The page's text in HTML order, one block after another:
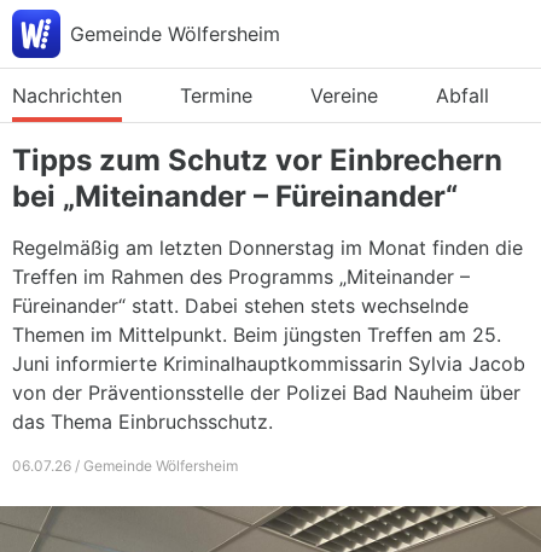
Gemeinde Wölfersheim
Nachrichten Termine Vereine Abfall
Tipps zum Schutz vor Einbrechern
bei „Miteinander – Füreinander“
Regelmäßig am letzten Donnerstag im Monat finden die
Treffen im Rahmen des Programms „Miteinander –
Füreinander“ statt. Dabei stehen stets wechselnde
Themen im Mittelpunkt. Beim jüngsten Treffen am 25.
Juni informierte Kriminalhauptkommissarin Sylvia Jacob
von der Präventionsstelle der Polizei Bad Nauheim über
das Thema Einbruchsschutz.
06.07.26 / Gemeinde Wölfersheim